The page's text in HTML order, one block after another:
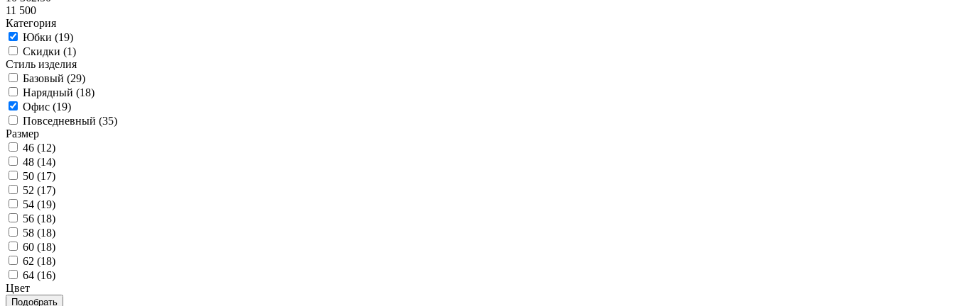
11 500
Категория
Юбки (19)
Скидки (1)
Стиль изделия
Базовый (29)
Нарядный (18)
Офис (19)
Повседневный (35)
Размер
46 (12)
48 (14)
50 (17)
52 (17)
54 (19)
56 (18)
58 (18)
60 (18)
62 (18)
64 (16)
Цвет